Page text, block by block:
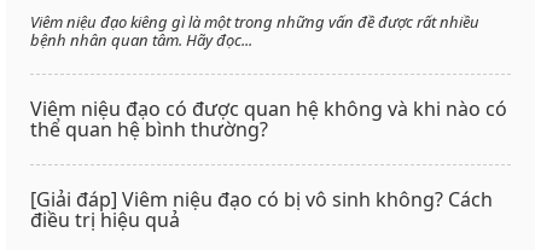
Viêm niệu đạo kiêng gì là một trong những vấn đề được rất nhiều
bệnh nhân quan tâm. Hãy đọc...
Viêm niệu đạo có được quan hệ không và khi nào có
thể quan hệ bình thường?
[Giải đáp] Viêm niệu đạo có bị vô sinh không? Cách
điều trị hiệu quả